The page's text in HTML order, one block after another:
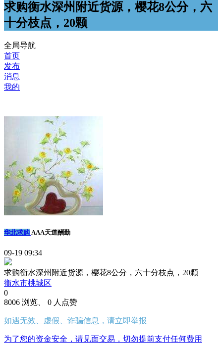
求购衡水深州附近货源，樱花8公分，六
十分枝点，20颗
全局导航
首页
发布
消息
我的
华北求购 AAA天道酬勤
09-19 09:34
求购衡水深州附近货源，樱花8公分，六十分枝点，20颗
衡水市桃城区
0
8006 浏览、 0 人点赞
如遇无效、虚假、诈骗信息，请立即举报
为了您的资金安全，请见面交易，切勿提前支付任何费用